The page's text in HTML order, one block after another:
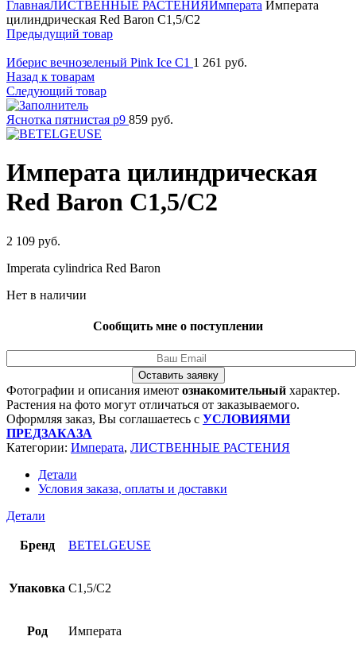
ГлавнаяЛИСТВЕННЫЕ РАСТЕНИЯИмперата Императа
цилиндрическая Red Baron C1,5/C2
Предыдущий товар
Иберис вечнозеленый Pink Ice C1 1 261 руб.
Назад к товарам
Следующий товар
Яснотка пятнистая p9 859 руб.
Императа цилиндрическая
Red Baron C1,5/C2
2 109 руб.
Imperata cylindrica Red Baron
Нет в наличии
Сообщить мне о поступлении
Оставить заявку
Фотографии и описания имеют ознакомительный характер.
Растения на фото могут отличаться от заказываемого.
Оформляя заказ, Вы соглашаетесь с УСЛОВИЯМИ
ПРЕДЗАКАЗА
Категории: Императа, ЛИСТВЕННЫЕ РАСТЕНИЯ
Детали
Условия заказа, оплаты и доставки
Детали
Бренд BETELGEUSE
Упаковка C1,5/C2
Род Императа